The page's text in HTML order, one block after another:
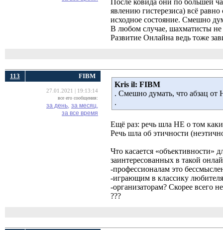
После ковида они по большей
явлению гистерезиса) всё
исходное состояние. Смешно
В любом случае, шахматисты
Развитие Онлайна ведь тоже
113 FIBM
27.01.2021 | 19:13:14
все его сообщения:
за день, за месяц,
за все время
Kris il: FIBM
. Смешно думать, что абзац
.
Ещё раз: речь шла НЕ о том
Речь шла об этичности
Что касается
заинтересованных в такой
-профессионалам это
-играющим в классику
-организаторам? Скорее всего
???